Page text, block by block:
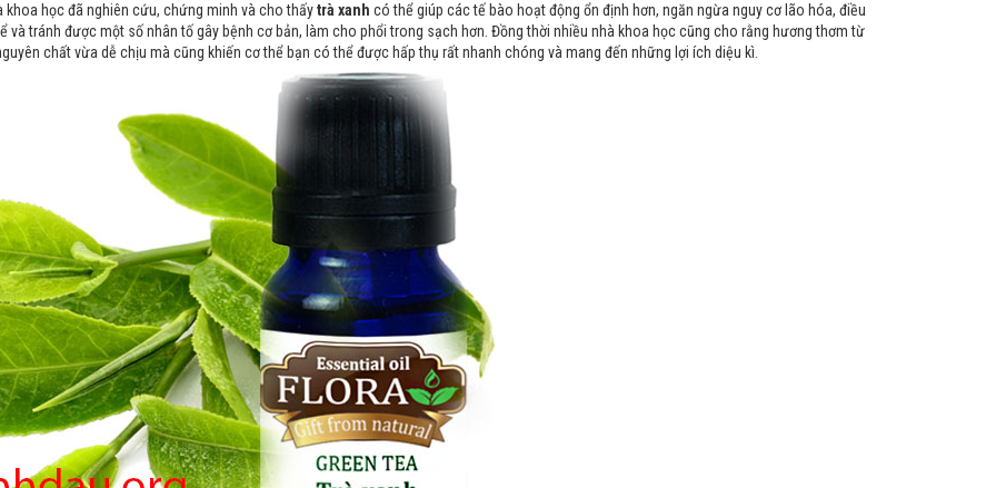
khoa học đã nghiên cứu, chứng minh và cho thấytrà xanh có thể giúp các tế bào hoạt động ổn định hơn, ngăn ngừa nguy cơ lão hóa, điều
và tránh được một số nhân tố gây bệnh cơ bản, làm cho phổi trong sạch hơn. Đồng thời nhiều nhà khoa học cũng cho rằng hương thơm từ
chất vừa dễ chịu mà cũng khiến cơ thể bạn có thể được hấp thụ rất nhanh chóng và mang đến những lợi ích diệu kì.